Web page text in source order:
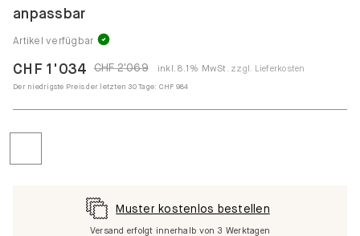
anpassbar
Artikel verfügbar
CHF 2'069
CHF 1'034 inkl. 8.1% MwSt. zzgl. Lieferkosten
Der niedrigste Preis der letzten 30 Tage: CHF 984
Muster kostenlos bestellen
Versand erfolgt innerhalb von 3 Werktagen